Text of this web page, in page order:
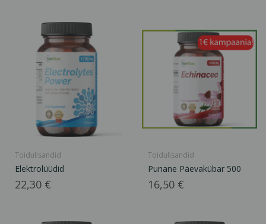
Toidulisandid
Elektrolüüdid
Hind
22,30 €
Toidulisandid
Punane Päevakübar 500
Hind
16,50 €